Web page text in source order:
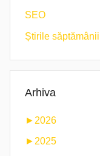
SEO
Știrile săptămânii
Arhiva
► 2026
► 2025